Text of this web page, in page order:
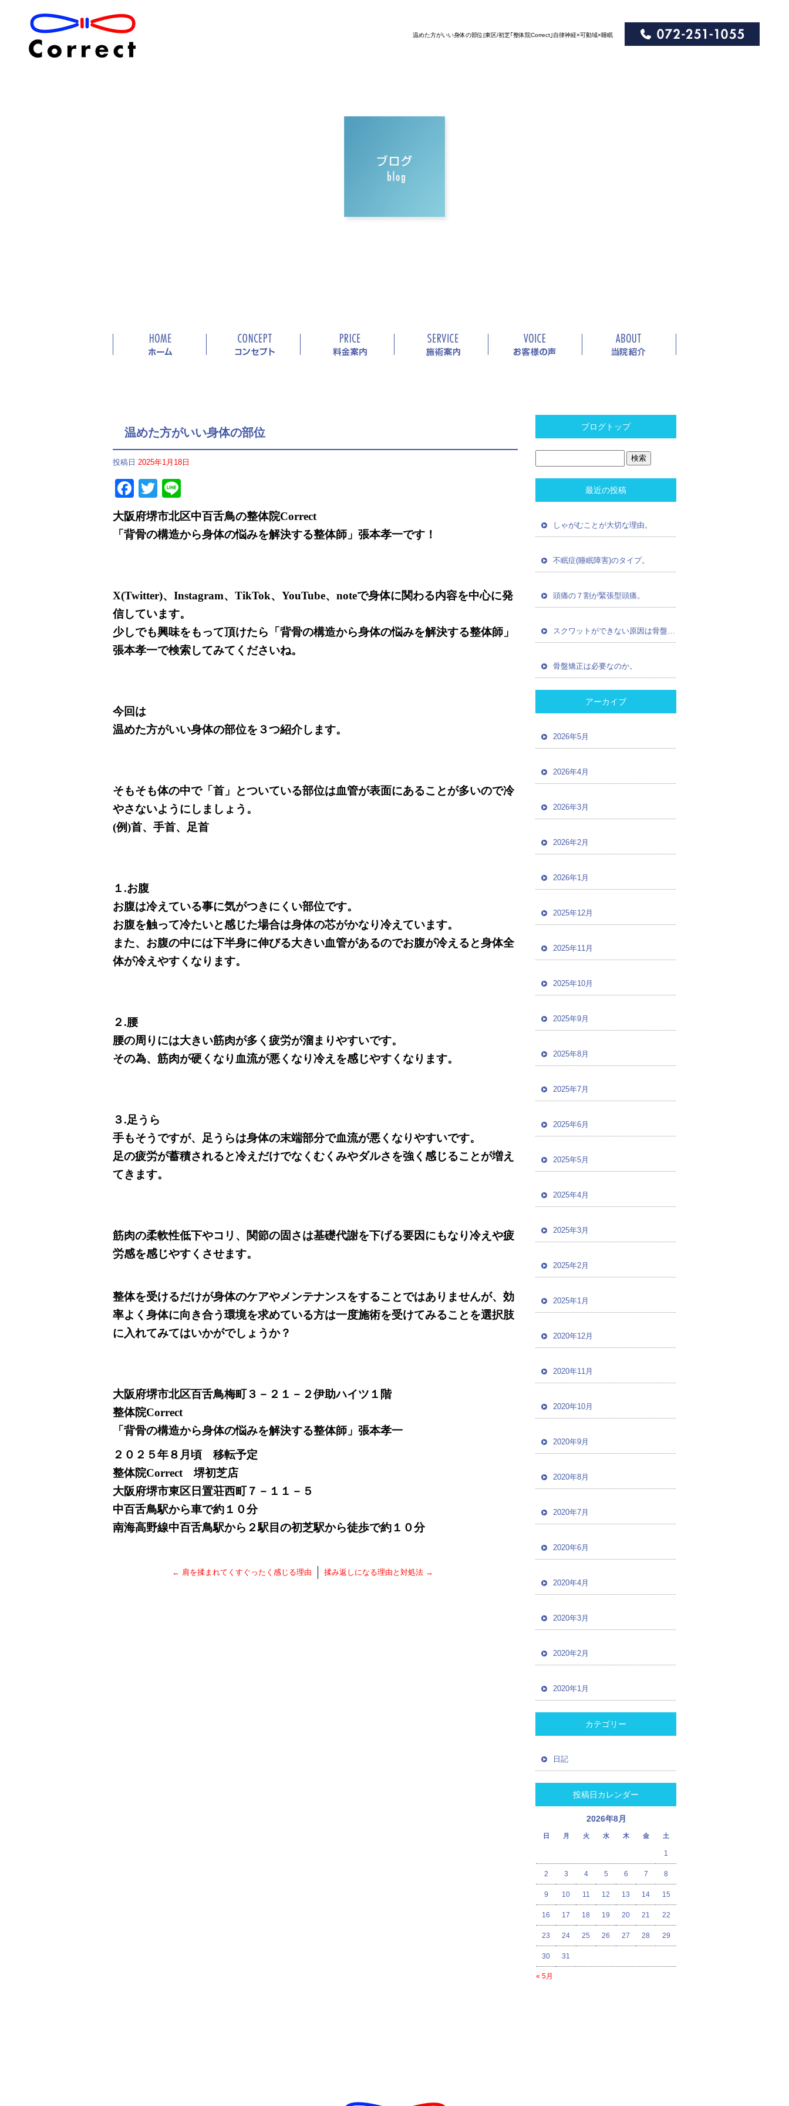
温めた方がいい身体の部位|東区/初芝｢整体院Correct｣自律神経×可動域×睡眠
温めた方がいい身体の部位
投稿日 2025年1月18日
Facebook
Twitter
大阪府堺市北区中百舌鳥の整体院Correct
「背骨の構造から身体の悩みを解決する整体師」張本孝一です！
X(Twitter)、Instagram、TikTok、YouTube、noteで身体に関わる内容を中心に発
信しています。
少しでも興味をもって頂けたら「背骨の構造から身体の悩みを解決する整体師」
張本孝一で検索してみてくださいね。
今回は
温めた方がいい身体の部位を３つ紹介します。
そもそも体の中で「首」とついている部位は血管が表面にあることが多いので冷
やさないようにしましょう。
(例)首、手首、足首
１.お腹
お腹は冷えている事に気がつきにくい部位です。
お腹を触って冷たいと感じた場合は身体の芯がかなり冷えています。
また、お腹の中には下半身に伸びる大きい血管があるのでお腹が冷えると身体全
体が冷えやすくなります。
２.腰
腰の周りには大きい筋肉が多く疲労が溜まりやすいです。
その為、筋肉が硬くなり血流が悪くなり冷えを感じやすくなります。
３.足うら
手もそうですが、足うらは身体の末端部分で血流が悪くなりやすいです。
足の疲労が蓄積されると冷えだけでなくむくみやダルさを強く感じることが増え
てきます。
筋肉の柔軟性低下やコリ、関節の固さは基礎代謝を下げる要因にもなり冷えや疲
労感を感じやすくさせます。
整体を受けるだけが身体のケアやメンテナンスをすることではありませんが、効
率よく身体に向き合う環境を求めている方は一度施術を受けてみることを選択肢
に入れてみてはいかがでしょうか？
大阪府堺市北区百舌鳥梅町３－２１－２伊助ハイツ１階
整体院Correct
「背骨の構造から身体の悩みを解決する整体師」張本孝一
２０２５年８月頃 移転予定
整体院Correct 堺初芝店
大阪府堺市東区日置荘西町７－１１－５
中百舌鳥駅から車で約１０分
南海高野線中百舌鳥駅から２駅目の初芝駅から徒歩で約１０分
← 肩を揉まれてくすぐったく感じる理由 揉み返しになる理由と対処法 →
ブログトップ
最近の投稿
しゃがむことが大切な理由。
不眠症(睡眠障害)のタイプ。
頭痛の７割が緊張型頭痛。
スクワットができない原因は骨盤の歪み。
骨盤矯正は必要なのか。
アーカイブ
2026年5月
2026年4月
2026年3月
2026年2月
2026年1月
2025年12月
2025年11月
2025年10月
2025年9月
2025年8月
2025年7月
2025年6月
2025年5月
2025年4月
2025年3月
2025年2月
2025年1月
2020年12月
2020年11月
2020年10月
2020年9月
2020年8月
2020年7月
2020年6月
2020年4月
2020年3月
2020年2月
2020年1月
カテゴリー
日記
投稿日カレンダー
2026年8月
日 月 火 水 木 金 土
« 5月
1
2 3 4 5 6 7 8
9 10 11 12 13 14 15
16 17 18 19 20 21 22
23 24 25 26 27 28 29
30 31